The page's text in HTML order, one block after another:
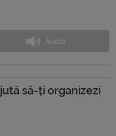
să-ți organizezi